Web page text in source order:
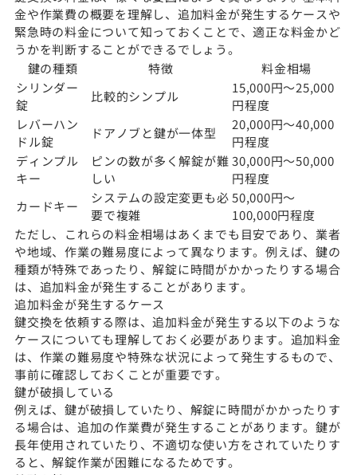
金や作業費の概要を理解し、追加料金が発生するケースや
緊急時の料金について知っておくことで、適正な料金かど
うかを判断することができるでしょう。
鍵の種類
特徴
料金相場
シリンダー
錠
比較的シンプル
15,000円〜25,000
円程度
レバーハン
ドル錠
ドアノブと鍵が一体型
20,000円〜40,000
円程度
ディンプル
キー
ピンの数が多く解錠が難
しい
30,000円〜50,000
円程度
カードキー
システムの設定変更も必
要で複雑
50,000円〜
100,000円程度
ただし、これらの料金相場はあくまでも目安であり、業者
や地域、作業の難易度によって異なります。例えば、鍵の
種類が特殊であったり、解錠に時間がかかったりする場合
は、追加料金が発生することがあります。
追加料金が発生するケース
鍵交換を依頼する際は、追加料金が発生する以下のような
ケースについても理解しておく必要があります。追加料金
は、作業の難易度や特殊な状況によって発生するもので、
事前に確認しておくことが重要です。
鍵が破損している
例えば、鍵が破損していたり、解錠に時間がかかったりす
る場合は、追加の作業費が発生することがあります。鍵が
長年使用されていたり、不適切な使い方をされていたりす
ると、解錠作業が困難になるためです。